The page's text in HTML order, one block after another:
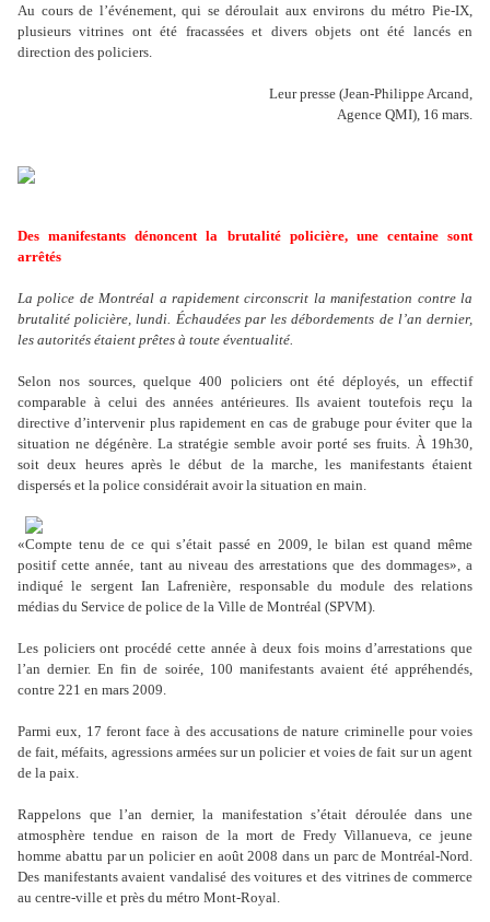
Au cours de l’événement, qui se déroulait aux environs du métro Pie-IX,
plusieurs vitrines ont été fracassées et divers objets ont été lancés en
direction des policiers.
Leur presse (Jean-Philippe Arcand,
Agence QMI), 16 mars.
Des manifestants dénoncent la brutalité policière, une centaine sont
arrêtés
La police de Montréal a rapidement circonscrit la manifestation contre la
brutalité policière, lundi. Échaudées par les débordements de l’an dernier,
les autorités étaient prêtes à toute éventualité.
Selon nos sources, quelque 400 policiers ont été déployés, un effectif
comparable à celui des années antérieures. Ils avaient toutefois reçu la
directive d’intervenir plus rapidement en cas de grabuge pour éviter que la
situation ne dégénère. La stratégie semble avoir porté ses fruits. À 19h30,
soit deux heures après le début de la marche, les manifestants étaient
dispersés et la police considérait avoir la situation en main.
«Compte tenu de ce qui s’était passé en 2009, le bilan est quand même
positif cette année, tant au niveau des arrestations que des dommages», a
indiqué le sergent Ian Lafrenière, responsable du module des relations
médias du Service de police de la Ville de Montréal (SPVM).
Les policiers ont procédé cette année à deux fois moins d’arrestations que
l’an dernier. En fin de soirée, 100 manifestants avaient été appréhendés,
contre 221 en mars 2009.
Parmi eux, 17 feront face à des accusations de nature criminelle pour voies
de fait, méfaits, agressions armées sur un policier et voies de fait sur un agent
de la paix.
Rappelons que l’an dernier, la manifestation s’était déroulée dans une
atmosphère tendue en raison de la mort de Fredy Villanueva, ce jeune
homme abattu par un policier en août 2008 dans un parc de Montréal-Nord.
Des manifestants avaient vandalisé des voitures et des vitrines de commerce
au centre-ville et près du métro Mont-Royal.